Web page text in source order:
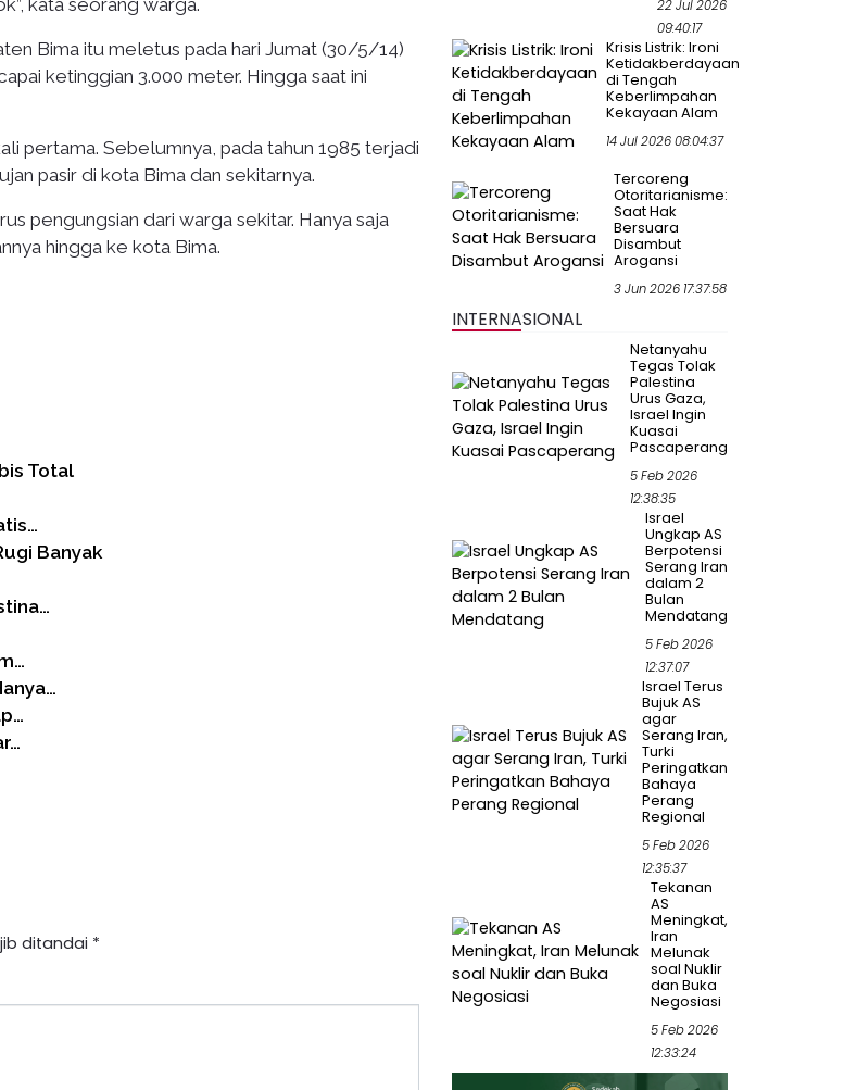
kata seorang warga.
Bima itu meletus pada hari Jumat (30/5/14)
ketinggian 3.000 meter. Hingga saat ini
pertama. Sebelumnya, pada tahun 1985 terjadi
pasir di kota Bima dan sekitarnya.
pengungsian dari warga sekitar. Hanya saja
hingga ke kota Bima.
Total
Banyak
ditandai *
22 Jul 2026
09:40:17
Krisis Listrik: Ironi
Ketidakberdayaan
di Tengah
Keberlimpahan
Kekayaan Alam
14 Jul 2026 08:04:37
Tercoreng
Otoritarianisme:
Saat Hak
Bersuara
Disambut
Arogansi
3 Jun 2026 17:37:58
INTERNASIONAL
Netanyahu
Tegas Tolak
Palestina
Urus Gaza,
Israel Ingin
Kuasai
Pascaperang
5 Feb 2026
12:38:35
Israel
Ungkap AS
Berpotensi
Serang Iran
dalam 2
Bulan
Mendatang
5 Feb 2026
12:37:07
Israel Terus
Bujuk AS
agar
Serang Iran,
Turki
Peringatkan
Bahaya
Perang
Regional
5 Feb 2026
12:35:37
Tekanan
AS
Meningkat,
Iran
Melunak
soal Nuklir
dan Buka
Negosiasi
5 Feb 2026
12:33:24